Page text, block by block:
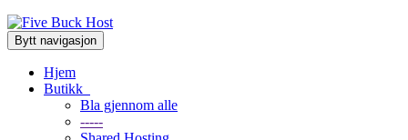
Bytt navigasjon
Hjem
Butikk
Bla gjennom alle
-----